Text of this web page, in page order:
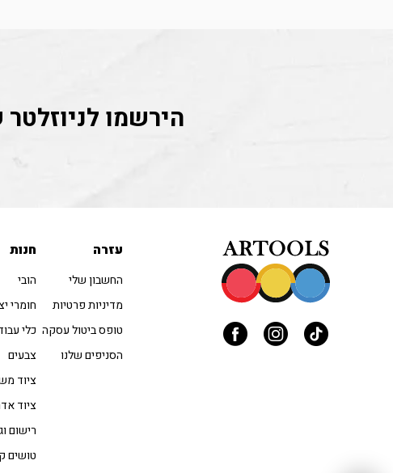
הירשמו לניוזלטר
עזרה
החשבון שלי
מדיניות פרטיות
טופס ביטול עסקה
הסניפים שלנו
חנות
הובי
חומרי
כלי
צבעים
ציוד
ציוד
רישום
טושים